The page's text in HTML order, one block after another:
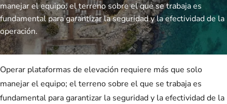
manejar el equipo; el terreno sobre el que se trabaja es
fundamental para garantizar la seguridad y la efectividad de la
operación.
Operar plataformas de elevación requiere más que solo
manejar el equipo; el terreno sobre el que se trabaja es
fundamental para garantizar la seguridad y la efectividad de la